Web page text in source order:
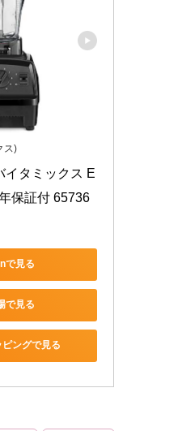
ス)
イタミックス E
保証付 65736
で見る
で見る
ングで見る